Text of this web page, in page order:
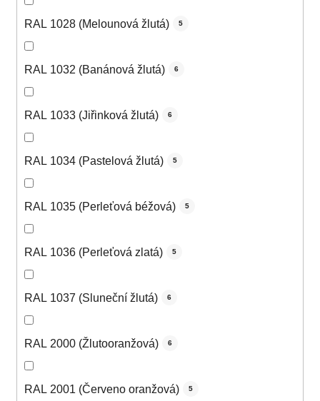
RAL 1028 (Melounová žlutá) 5
RAL 1032 (Banánová žlutá) 6
RAL 1033 (Jiřinková žlutá) 6
RAL 1034 (Pastelová žlutá) 5
RAL 1035 (Perleťová béžová) 5
RAL 1036 (Perleťová zlatá) 5
RAL 1037 (Sluneční žlutá) 6
RAL 2000 (Žlutooranžová) 6
RAL 2001 (Červeno oranžová) 5